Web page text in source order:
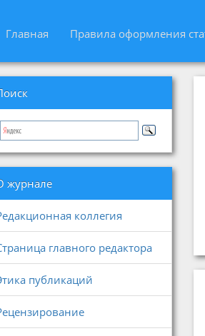
Главная Правила оформления
журнале
коллегия
главного редактора
публикаций